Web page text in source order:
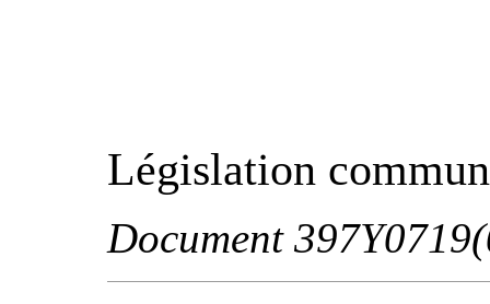
Législation
Document